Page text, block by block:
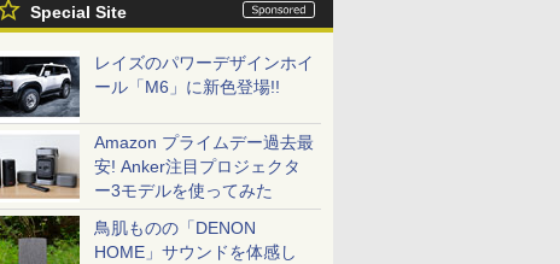
Special Site
レイズのパワーデザインホイ
ール「M6」に新色登場!!
Amazon プライムデー過去最
安! Anker注目プロジェクタ
ー3モデルを使ってみた
鳥肌ものの「DENON
HOME」サウンドを体感し